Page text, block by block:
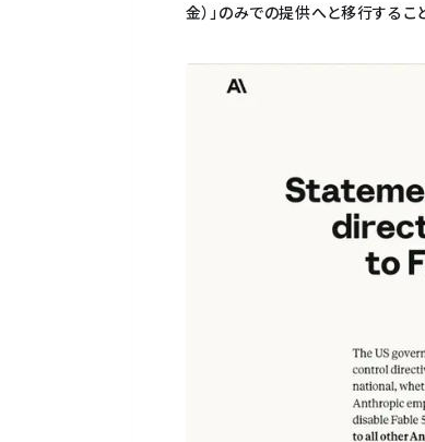
金）」のみでの提供へと移行するこ